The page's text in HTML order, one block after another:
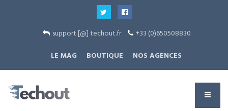
support [@] techout.fr
+33 (0)650508830
LE MAG
BOUTIQUE NOS AGENCES